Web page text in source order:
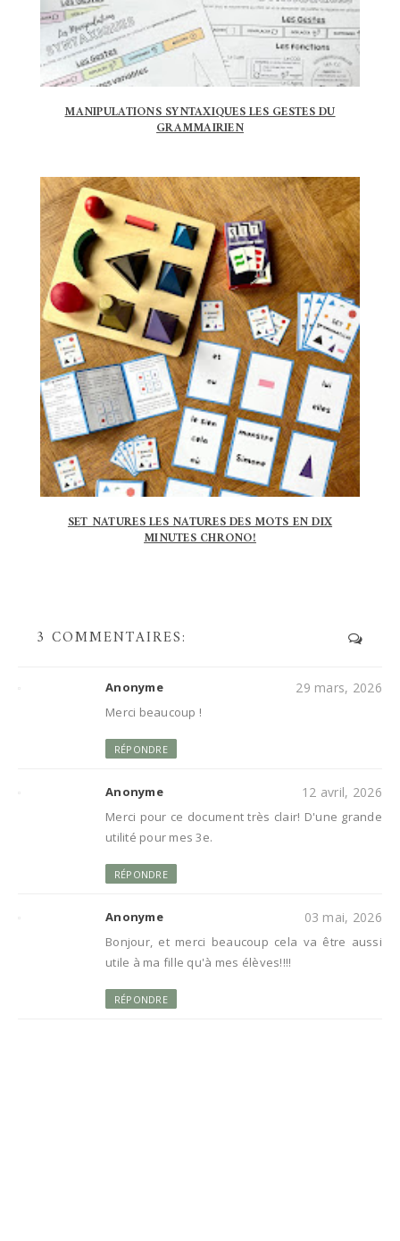
MANIPULATIONS SYNTAXIQUES LES GESTES DU
GRAMMAIRIEN
SET NATURES LES NATURES DES MOTS EN DIX
MINUTES CHRONO!
3 COMMENTAIRES:
Anonyme 29 mars, 2026
Merci beaucoup !
RÉPONDRE
Anonyme 12 avril, 2026
Merci pour ce document très clair! D'une grande
utilité pour mes 3e.
RÉPONDRE
Anonyme 03 mai, 2026
Bonjour, et merci beaucoup cela va être aussi
utile à ma fille qu'à mes élèves!!!!
RÉPONDRE